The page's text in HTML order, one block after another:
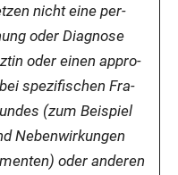
nicht eine per­
oder Dia­gno­se
oder einen appro­
spe­zi­fi­schen Fra­
(zum Bei­spiel
Neben­wir­kun­gen
oder ande­ren